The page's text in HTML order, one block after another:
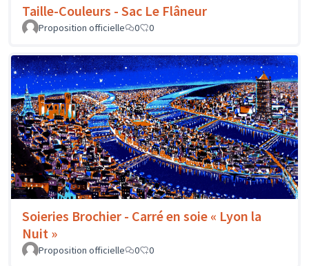
Taille-Couleurs - Sac Le Flâneur
Proposition officielle 0 0
Soieries Brochier - Carré en soie « Lyon la
Nuit »
Proposition officielle 0 0